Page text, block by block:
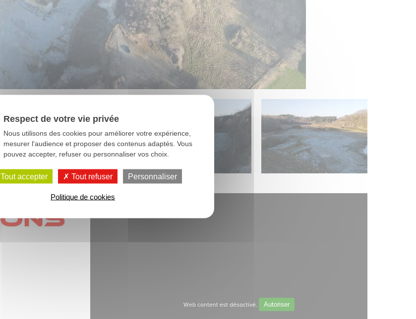
Web content est désactivé. Autoriser
Respect de votre vie privée
Nous utilisons des cookies pour améliorer votre expérience,
mesurer l'audience et proposer des contenus adaptés. Vous
pouvez accepter, refuser ou personnaliser vos choix.
Tout accepter Tout refuser Personnaliser
Politique de cookies